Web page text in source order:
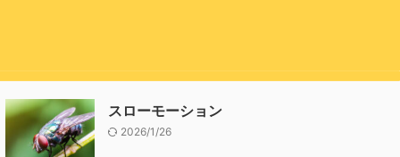
スローモーション
2026/1/26